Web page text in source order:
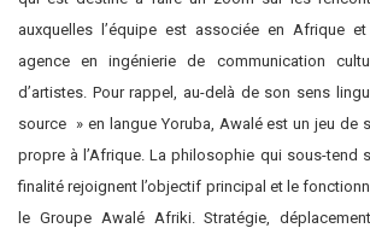
auxquelles l’équipe est associée en Afrique
agence en ingénierie de communication
d’artistes. Pour rappel, au-delà de son sens
source » en langue Yoruba, Awalé est un jeu de
propre à l’Afrique. La philosophie qui sous-tend
finalité rejoignent l’objectif principal et le
le Groupe Awalé Afriki. Stratégie,